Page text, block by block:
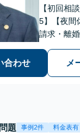
【初回相
5】【夜間
請求・離
数。オー
題解決や
合わせ メ
題 事例2件 料金表有